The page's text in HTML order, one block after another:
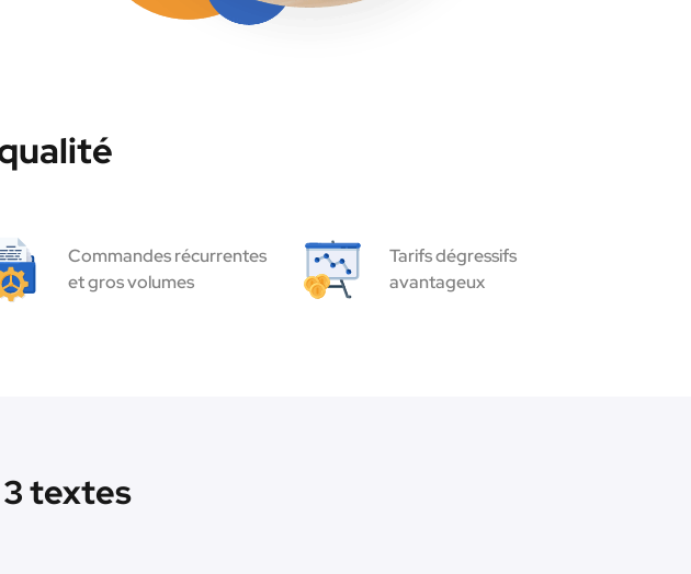
Commandes récurrentes
et gros volumes
Tarifs dégressifs
avantageux
textes